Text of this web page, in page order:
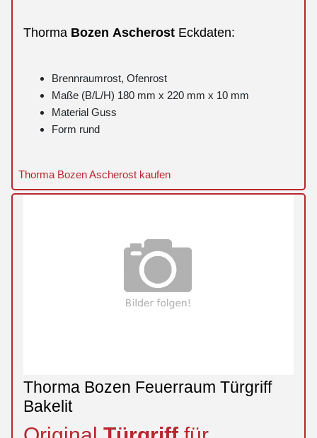
Thorma Bozen Ascherost Eckdaten:
Brennraumrost, Ofenrost
Maße (B/L/H) 180 mm x 220 mm x 10 mm
Material Guss
Form rund
Thorma Bozen Ascherost kaufen
Thorma Bozen Feuerraum Türgriff
Bakelit